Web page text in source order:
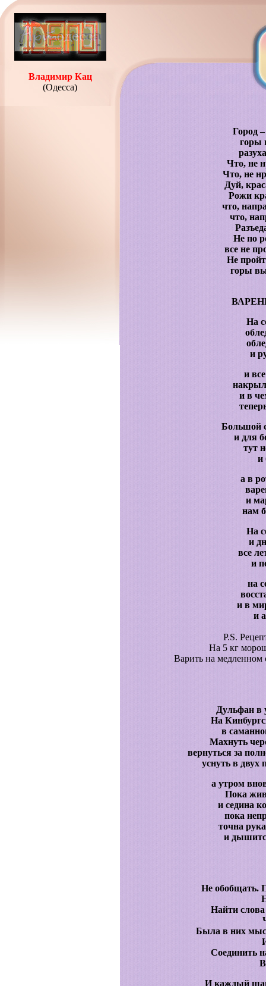
Владимир Кац
(Одесса)
Город
горы
Что, не
Что, не
Дуй,
Рожи
что,
что,
Не по
все не
Не
горы
На
и
и
и в
Большой
и для
тут
и
а в
и
нам
На
и
все
и
на
и в
и
P.S.
На 5 кг
Варить на медленном
Дульфан в
На
в
Махнуть
вернуться за
уснуть в двух
а утром
Пока
и седина
пока
точна
и
Не обобщать.
Найти
Была в них
Соединить
И каждый